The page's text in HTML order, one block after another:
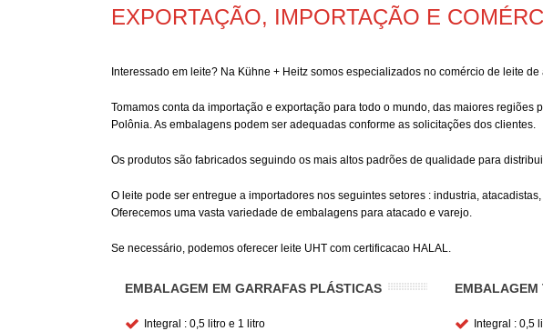
EXPORTAÇÃO, IMPORTAÇÃO E
Interessado em leite? Na Kühne + Heitz somos especializados no comércio de leite
Tomamos conta da importação e exportação para todo o mundo, das maiores regiões
Polônia. As embalagens podem ser adequadas conforme as solicitações dos clientes.
Os produtos são fabricados seguindo os mais altos padrões de qualidade para
O leite pode ser entregue a importadores nos seguintes setores : industria,
Oferecemos uma vasta variedade de embalagens para atacado e varejo.
Se necessário, podemos oferecer leite UHT com certificacao HALAL.
EMBALAGEM EM GARRAFAS PLÁSTICAS
Integral : 0,5 litro e 1 litro
EMBALAGEM
Integral : 0,5